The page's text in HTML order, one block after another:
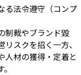
る法令遵守（コンプ
制裁やブランド毀
スクを招く一方、
人材の獲得・定着と